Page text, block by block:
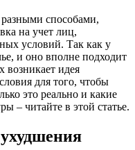
способами,
на учет лиц,
условий. Так как у
и оно вполне подходит
возникает идея
для того, чтобы
это реально и какие
– читайте в этой статье.